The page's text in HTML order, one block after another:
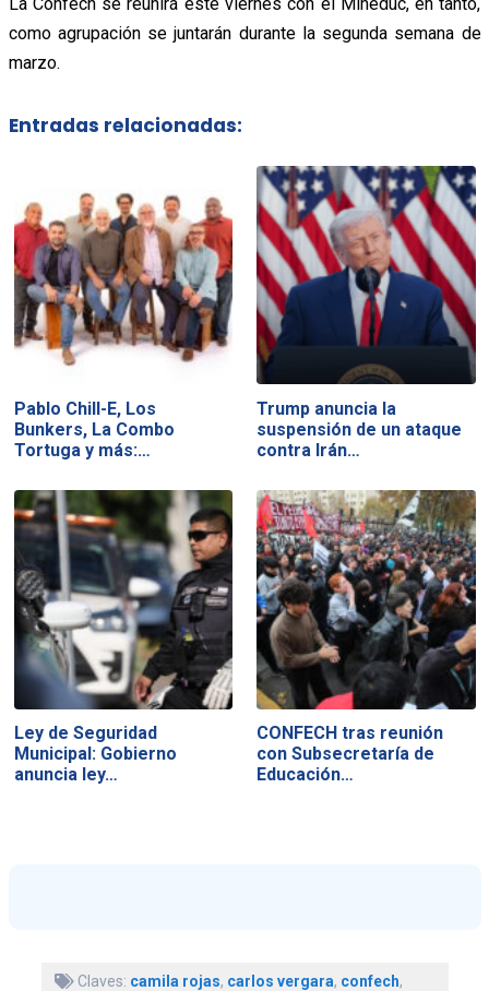
como agrupación se juntarán durante la segunda semana de
marzo.
Entradas relacionadas:
Pablo Chill-E, Los
Bunkers, La Combo
Tortuga y más:…
Trump anuncia la
suspensión de un ataque
contra Irán…
Ley de Seguridad
Municipal: Gobierno
anuncia ley…
CONFECH tras reunión
con Subsecretaría de
Educación…
Claves: camila rojas, carlos vergara, confech,